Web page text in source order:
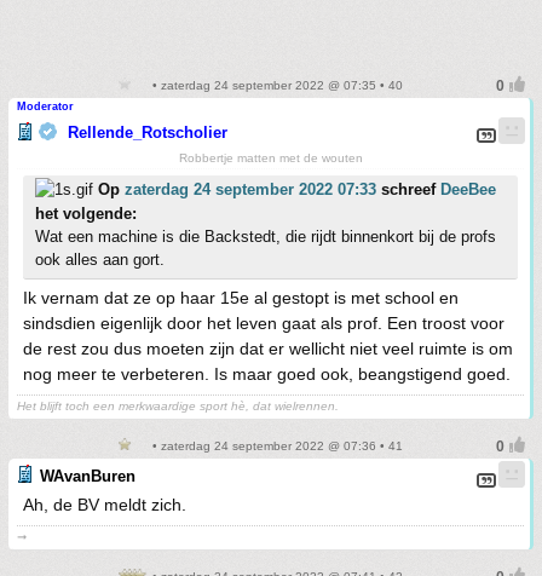
• zaterdag 24 september 2022 @ 07:35 • 40
Moderator
Rellende_Rotscholier
Robbertje matten met de wouten
Op zaterdag 24 september 2022 07:33 schreef DeeBee
het volgende:
Wat een machine is die Backstedt, die rijdt binnenkort bij de profs
ook alles aan gort.
Ik vernam dat ze op haar 15e al gestopt is met school en
sindsdien eigenlijk door het leven gaat als prof. Een troost voor
de rest zou dus moeten zijn dat er wellicht niet veel ruimte is om
nog meer te verbeteren. Is maar goed ook, beangstigend goed.
Het blijft toch een merkwaardige sport hè, dat wielrennen.
• zaterdag 24 september 2022 @ 07:36 • 41
WAvanBuren
Ah, de BV meldt zich.
➞